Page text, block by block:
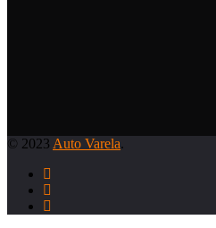
© 2023 Auto Varela.